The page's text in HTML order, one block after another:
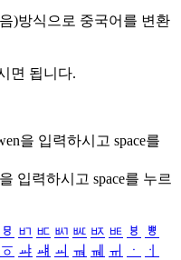
)방식으로 중국어를 변환
면 됩니다.
을 입력하시고 space를
을 입력하시고 space를 누르
ㅱ ㅲ ㅳ ㅴ ㅵ ㅶ ㅷ ㅸ
ㅹ
ㆆ ㆇ ㆈ ㆉ ㆊ ㆋ ㆌ ㆍ
ㆎ